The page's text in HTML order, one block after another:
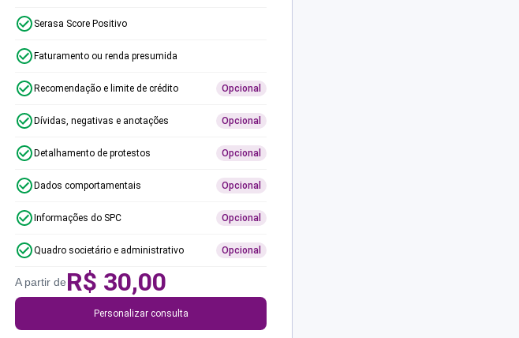
Serasa Score Positivo
Faturamento ou renda presumida
Recomendação e limite de crédito Opcional
Dívidas, negativas e anotações Opcional
Detalhamento de protestos Opcional
Dados comportamentais Opcional
Informações do SPC Opcional
Quadro societário e administrativo Opcional
A partir deR$ 30,00
Personalizar consulta